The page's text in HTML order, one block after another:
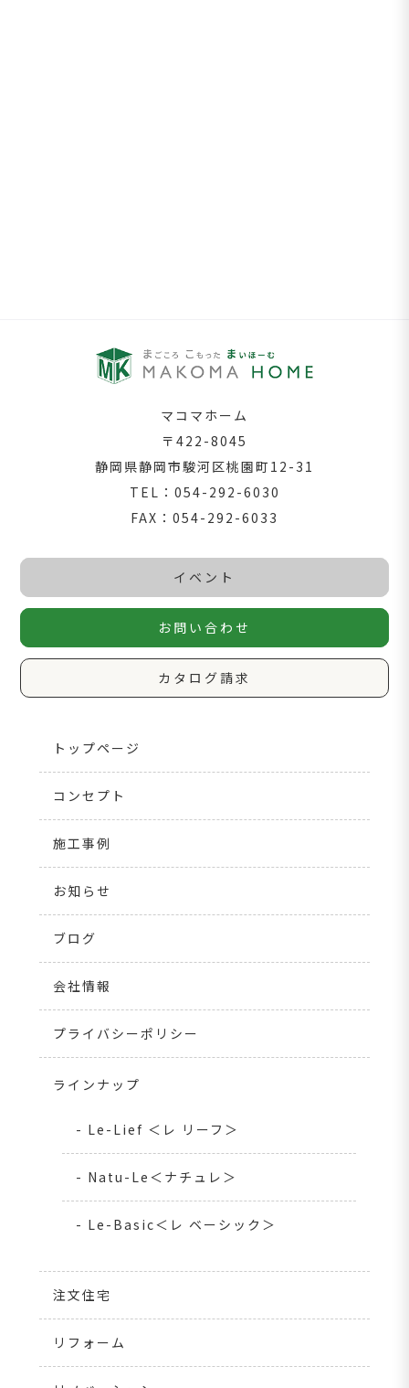
マコマホーム
〒422-8045
静岡県静岡市駿河区桃園町 12-31
TEL：054-292-6030
FAX：054-292-6033
イベント
お問い合わせ
カタログ請求
トップページ
コンセプト
施工事例
お知らせ
ブログ
会社情報
プライバシーポリシー
ラインナップ
- Le-Lief ＜レ リーフ＞
- Natu-Le＜ナチュレ＞
- Le-Basic＜レ ベーシック＞
注文住宅
リフォーム